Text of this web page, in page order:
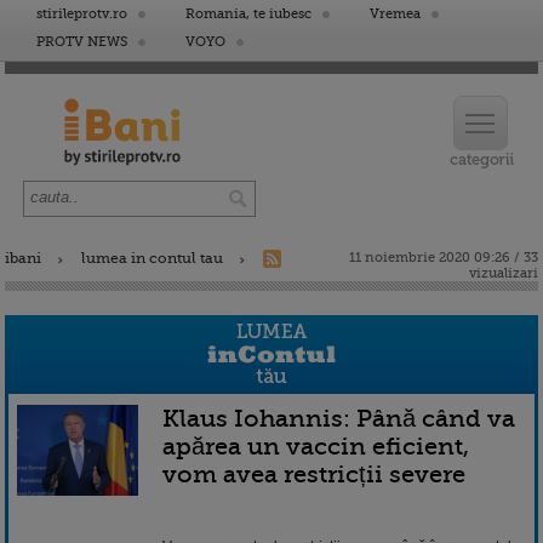
stirileprotv.ro Romania, te iubesc
Vremea
PROTV NEWS
VOYO
ibani lumea in contul tau
11 noiembrie 2020 09:26 / 33
vizualizari
Klaus Iohannis: Până când va
apărea un vaccin eficient,
vom avea restricții severe